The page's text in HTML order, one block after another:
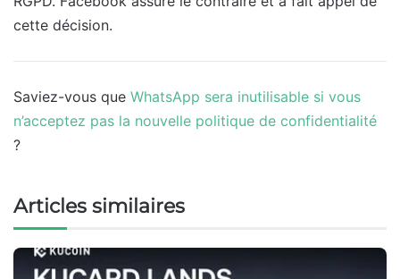
cette décision.
Saviez-vous que WhatsApp sera inutilisable si vous
n’acceptez pas la nouvelle politique de confidentialité
?
Articles similaires